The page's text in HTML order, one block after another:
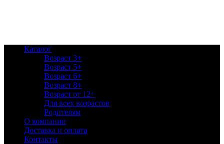
Каталог
Возраст 3+
Возраст 5+
Возраст 6+
Возраст 8+
Возраст от 12+
Для всех возрастов
Родителям
О компании
Доставка и оплата
Контакты